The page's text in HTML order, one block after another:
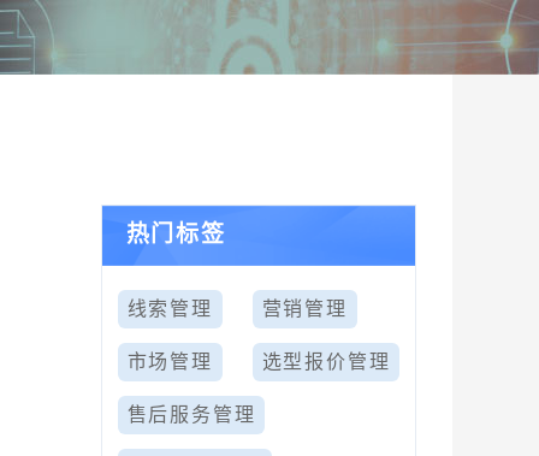
热门标签
线索管理 营销管理
市场管理 选型报价管理
售后服务管理